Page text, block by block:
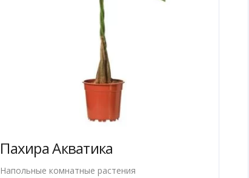
Пахира Акватика
Напольные комнатные растения